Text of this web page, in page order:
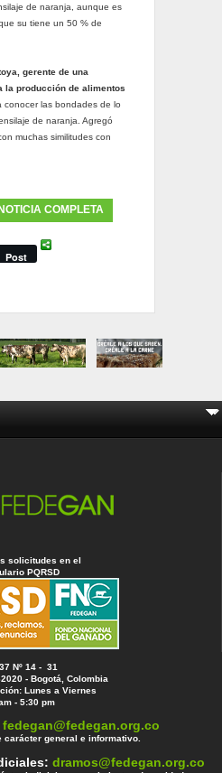
de naranja, aunque es
su tiene un 50 % de
gerente de una
la producción de alimentos
conocer las bondades de lo
de naranja. Agregó
muchas similitudes con
COMPLETA
Post
solicitudes en el
PQRSD
Nº 14 - 31
- Bogotá, Colombia
Lunes a Viernes
- 5:30 pm
fedegan@fedegan.org.co
general e informativo.
dramos@fedegan.org.co